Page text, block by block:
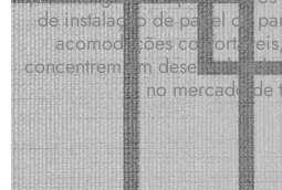
de instalação de papel de
acomodações
concentrem em desenvolver
no mercado de